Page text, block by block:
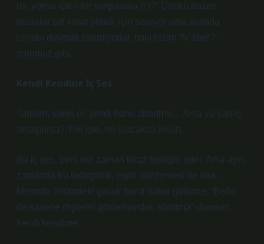
mı, yoksa içten bir sorgulama mı?” Çünkü bazen
insanlar sırf kibar olmak için soruyor ama aslında
cevabı duymak istemiyorlar, tıpkı bizim “N’aber?”
sorumuz gibi.
Kendi Kendine İç Ses
Tamam, sakin ol, şimdi bunu abartma… Ama ya yanlış
anlaşılırsa? Yok işte, ne olacaksa olsun.
Bu iç ses, beni her zaman biraz tedirgin eder. Ama aynı
zamanda bu tedirginlik, espri malzemesi de olur.
Metroda önümdeki çocuk bana bakıp gülünce, “Belki
de sadece dişlerini gösteriyordur, abartma” diyorum
kendi kendime.